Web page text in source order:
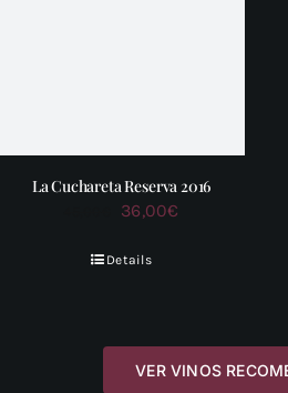
La Cuchareta Reserva 2016
Original
was:
36,00€
Details
VER VINOS